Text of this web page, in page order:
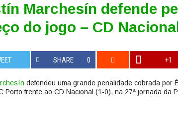
Marchesín defende
do jogo – CD
SHARE 0 +1
defendeu uma grande penalidade cobrada por
Porto frente ao CD Nacional (1-0), na 27ª jornada da